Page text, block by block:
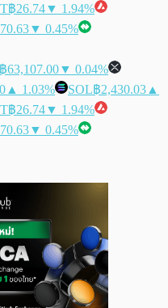
฿26.74▼ 1.94%
▼ 0.45%
฿63,107.00▼ 0.04%
▲ 1.03% SOL฿2,430.03 ▲
฿26.74▼ 1.94%
▼ 0.45%